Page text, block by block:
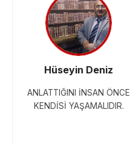
Hüseyin Deniz
ANLATTIĞINI İNSAN ÖNCE
KENDİSİ YAŞAMALIDIR.